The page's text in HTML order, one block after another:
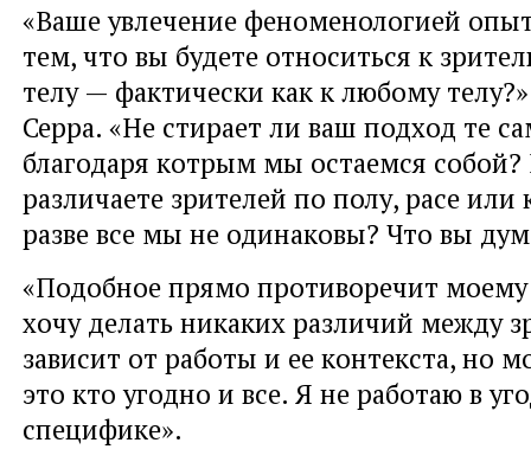
«Ваше увлечение феноменологией
тем, что вы будете относиться к
телу — фактически как к любому
Серра. «Не стирает ли ваш подход те
благодаря котрым мы остаемся
различаете зрителей по полу, расе или
разве все мы не одинаковы? Что вы
«Подобное прямо противоречит
хочу делать никаких различий между
зависит от работы и ее контекста, но
это кто угодно и все. Я не работаю в
специфике».